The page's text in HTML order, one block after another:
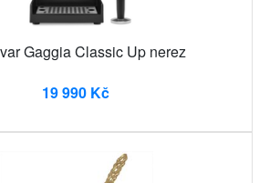
Gaggia Classic Up nerez
19 990 Kč